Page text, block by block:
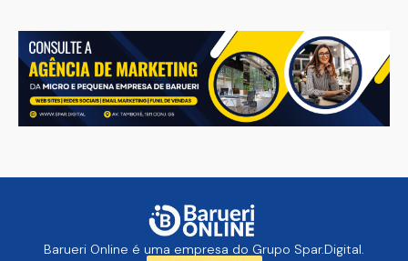
Barueri Online é uma empresa do Grupo Spar.Digital.